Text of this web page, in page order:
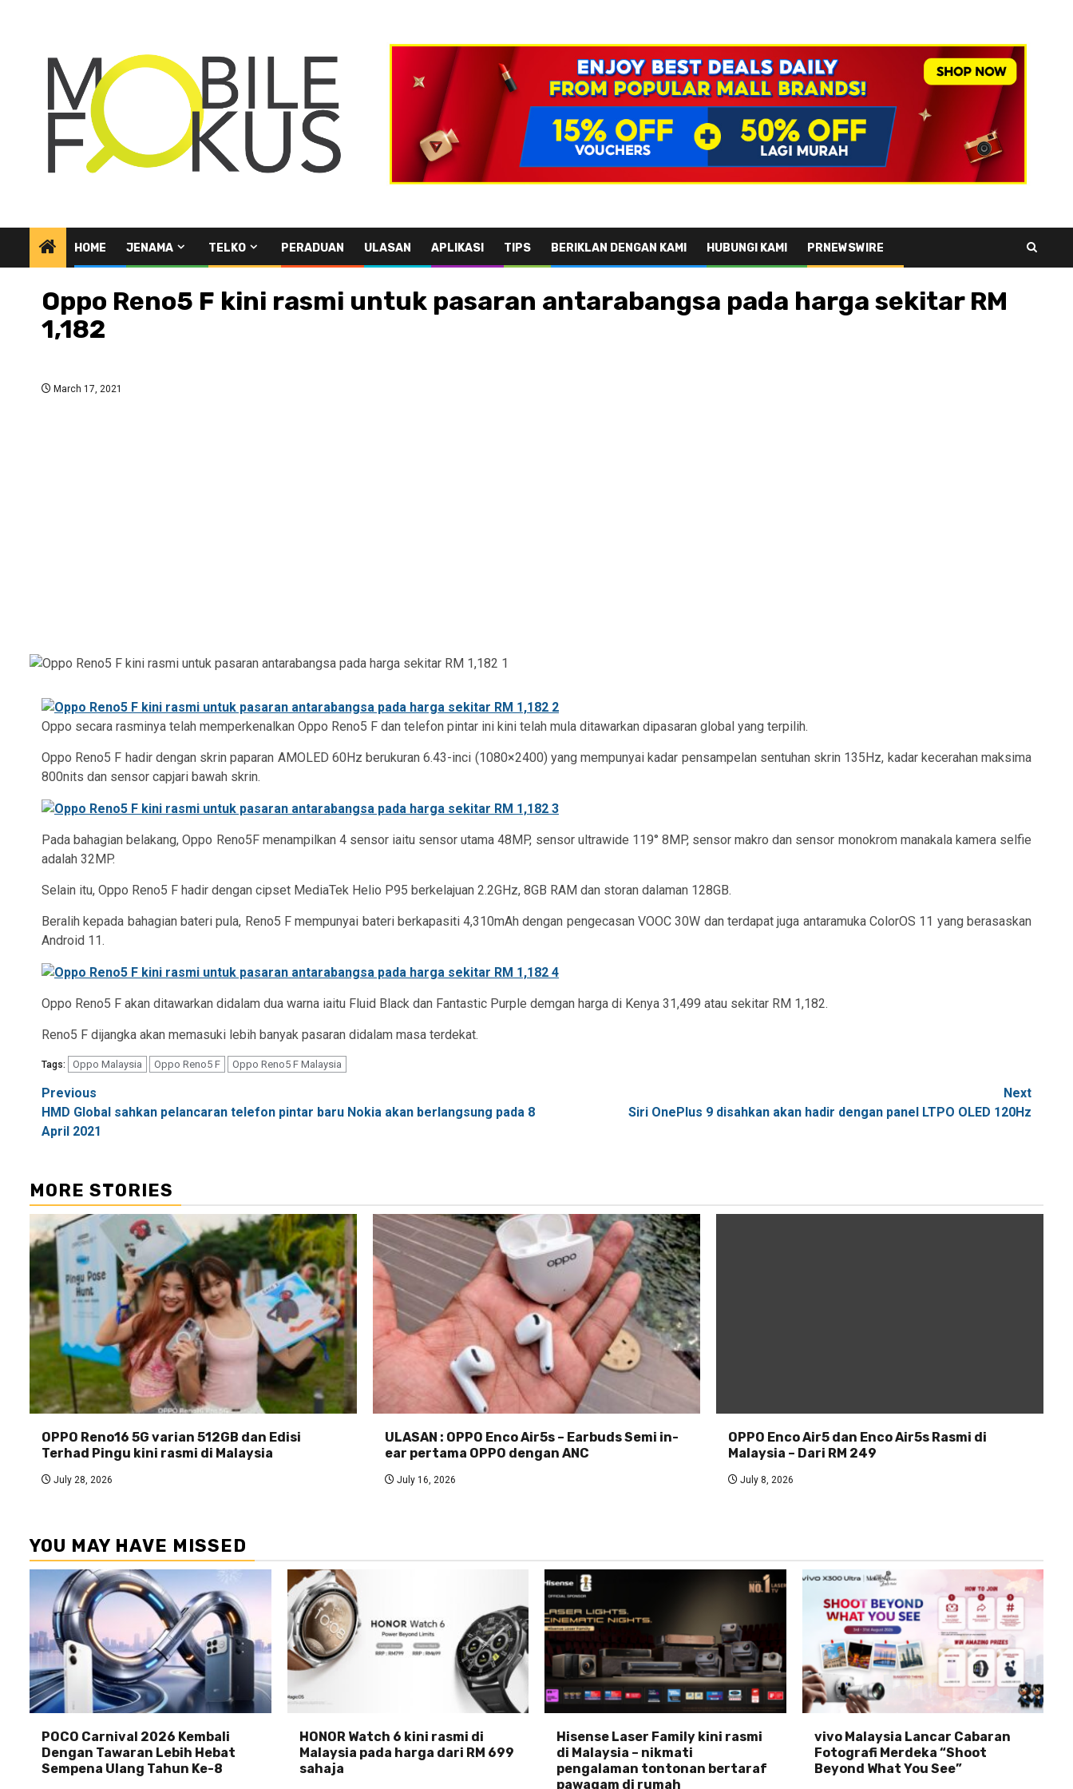
HOME JENAMA TELKO PERADUAN ULASAN APLIKASI TIPS BERIKLAN DENGAN KAMI HUBUNGI KAMI PRNEWSWIRE
Oppo Reno5 F kini rasmi untuk pasaran antarabangsa pada harga sekitar RM
1,182
March 17, 2021
Oppo secara rasminya telah memperkenalkan Oppo Reno5 F dan telefon pintar ini kini telah mula ditawarkan dipasaran global yang terpilih.
Oppo Reno5 F hadir dengan skrin paparan AMOLED 60Hz berukuran 6.43-inci (1080×2400) yang mempunyai kadar pensampelan sentuhan skrin 135Hz, kadar kecerahan maksima
800nits dan sensor capjari bawah skrin.
Pada bahagian belakang, Oppo Reno5F menampilkan 4 sensor iaitu sensor utama 48MP, sensor ultrawide 119° 8MP, sensor makro dan sensor monokrom manakala kamera selfie
adalah 32MP.
Selain itu, Oppo Reno5 F hadir dengan cipset MediaTek Helio P95 berkelajuan 2.2GHz, 8GB RAM dan storan dalaman 128GB.
Beralih kepada bahagian bateri pula, Reno5 F mempunyai bateri berkapasiti 4,310mAh dengan pengecasan VOOC 30W dan terdapat juga antaramuka ColorOS 11 yang berasaskan
Android 11.
Oppo Reno5 F akan ditawarkan didalam dua warna iaitu Fluid Black dan Fantastic Purple demgan harga di Kenya 31,499 atau sekitar RM 1,182.
Reno5 F dijangka akan memasuki lebih banyak pasaran didalam masa terdekat.
Tags: Oppo Malaysia Oppo Reno5 F Oppo Reno5 F Malaysia
Post
navigation
Previous
HMD Global sahkan pelancaran telefon pintar baru Nokia akan berlangsung pada 8
April 2021
Next
Siri OnePlus 9 disahkan akan hadir dengan panel LTPO OLED 120Hz
MORE STORIES
OPPO Reno16 5G varian 512GB dan Edisi
Terhad Pingu kini rasmi di Malaysia
July 28, 2026
ULASAN : OPPO Enco Air5s – Earbuds Semi in-
ear pertama OPPO dengan ANC
July 16, 2026
OPPO Enco Air5 dan Enco Air5s Rasmi di
Malaysia – Dari RM 249
July 8, 2026
YOU MAY HAVE MISSED
POCO Carnival 2026 Kembali
Dengan Tawaran Lebih Hebat
Sempena Ulang Tahun Ke-8
HONOR Watch 6 kini rasmi di
Malaysia pada harga dari RM 699
sahaja
Hisense Laser Family kini rasmi
di Malaysia – nikmati
pengalaman tontonan bertaraf
pawagam di rumah
vivo Malaysia Lancar Cabaran
Fotografi Merdeka “Shoot
Beyond What You See”